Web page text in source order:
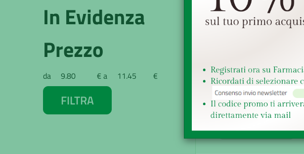
In Evidenza
Prezzo
filtra
da
da € a
a €
OTALGAN*GTT OTO
FL 6G
€ 11,45